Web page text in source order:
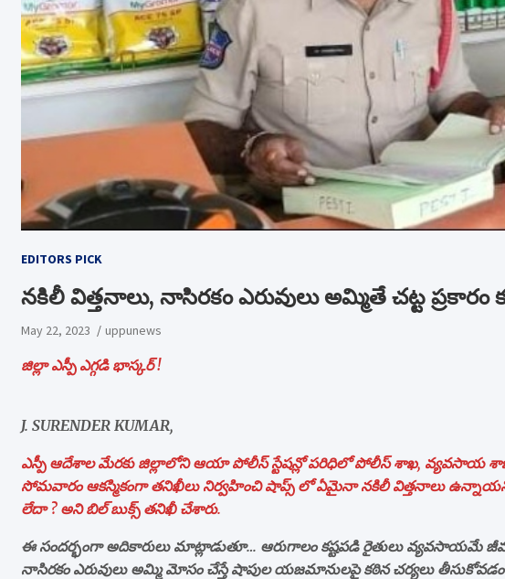
EDITORS PICK
నకిలీ విత్తనాలు, నాసిరకం ఎరువులు అమ్మితే చట్ట ప్రకారం
May 22, 2023 uppunews
జిల్లా ఎస్పీ ఎగ్గడి భాస్కర్ !
J. SURENDER KUMAR,
ఎస్పీ ఆదేశాల మేరకు జిల్లాలోని ఆయా పోలీస్ స్టేషన్లో పరిధిలో పోలీస్ శాఖ, వ్యవసాయ శాఖ
సోమవారం ఆకస్మికంగా తనిఖీలు నిర్వహించి షాప్స్ లో ఏమైనా నకిలీ విత్తనాలు ఉన్నాయని
లేదా ? అని బిల్ బుక్స్ తనిఖీ చేశారు.
ఈ సందర్భంగా అదికారులు మాట్లాడుతూ… ఆరుగాలం కష్టపడి రైతులు వ్యవసాయమే
నాసిరకం ఎరువులు అమ్మి మోసం చేస్తే షాపుల యజమానులపై కఠిన చర్యలు తీసుకోవడం